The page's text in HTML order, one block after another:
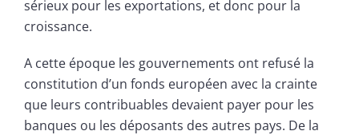
sérieux pour les exportations, et donc pour la
croissance.
A cette époque les gouvernements ont refusé la
constitution d’un fonds européen avec la crainte
que leurs contribuables devaient payer pour les
banques ou les déposants des autres pays. De la